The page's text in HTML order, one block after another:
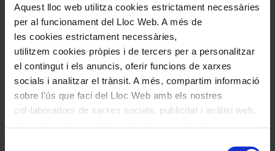
Aquest lloc web utilitza cookies estrictament necessàries
per al funcionament del Lloc Web. A més de
les cookies estrictament necessàries,
utilitzem cookies pròpies i de tercers per a personalitzar
el contingut i els anuncis, oferir funcions de xarxes
socials i analitzar el trànsit. A més, compartim informació
sobre l'ús que faci del Lloc Web amb els nostres
col·laboradors de xarxes socials, publicitat i anàlisi web,
Nom*
Correu electrònic